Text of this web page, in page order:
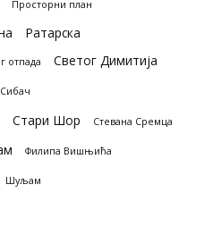
Просторни план
Ратарска
отпада Светог Димитија
Сибач
Стари Шор Стевана Сремца
Филипа Вишњића
Шуљам